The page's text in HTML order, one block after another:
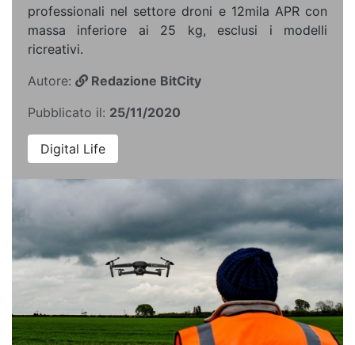
professionali nel settore droni e 12mila APR con
massa inferiore ai 25 kg, esclusi i modelli
ricreativi.
Autore:
Redazione BitCity
Pubblicato il: 25/11/2020
Digital Life